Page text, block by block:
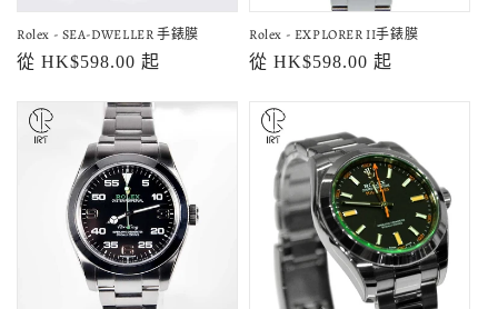
Rolex - SEA-DWELLER 手錶膜
定
從 HK$598.00 起
Rolex - EXPLORER II手錶膜
定
從 HK$598.00 起